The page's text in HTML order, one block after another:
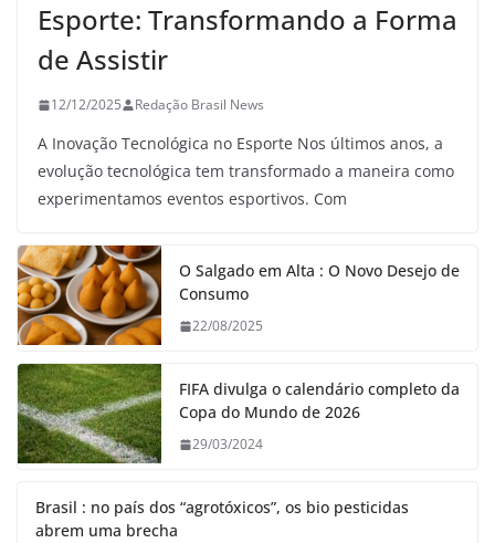
Esporte: Transformando a Forma
de Assistir
12/12/2025 Redação Brasil News
A Inovação Tecnológica no Esporte Nos últimos anos, a
evolução tecnológica tem transformado a maneira como
experimentamos eventos esportivos. Com
O Salgado em Alta : O Novo Desejo de
Consumo
22/08/2025
FIFA divulga o calendário completo da
Copa do Mundo de 2026
29/03/2024
Brasil : no país dos “agrotóxicos”, os bio pesticidas
abrem uma brecha